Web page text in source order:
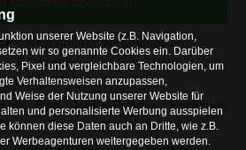
Mein Konto
Versandkosten
Rücksendung
Kaufberatung
Häufige Fragen
Blog Jobs & Praktika
Facebook
Sitemap
Kontaktformular
unserer Website (z.B. Navigation,
wir so genannte Cookies ein. Darüber
Pixel und vergleichbare Technologien, um
Verhaltensweisen anzupassen,
Weise der Nutzung unserer Website für
und personalisierte Werbung ausspielen
können diese Daten auch an Dritte, wie z.B.
Werbeagenturen weitergegeben werden.